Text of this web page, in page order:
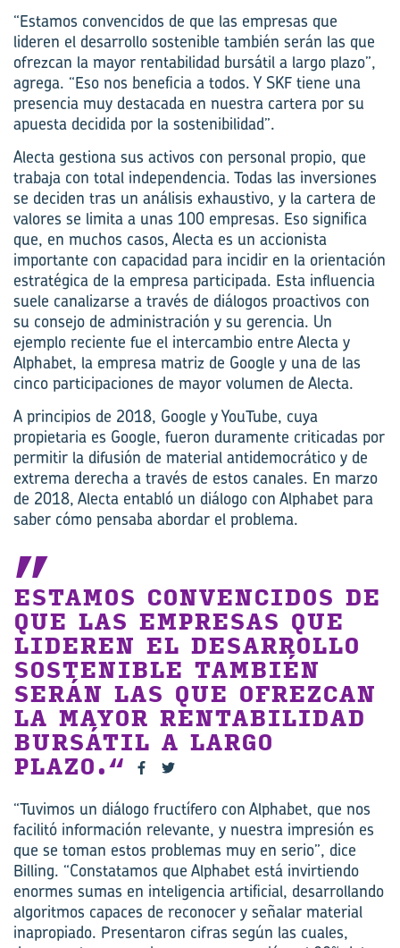
“Estamos convencidos de que las empresas que
lideren el desarrollo sostenible también serán las que
ofrezcan la mayor rentabilidad bursátil a largo plazo”,
agrega. “Eso nos beneficia a todos. Y SKF tiene una
presencia muy destacada en nuestra cartera por su
apuesta decidida por la sostenibilidad”.
Alecta gestiona sus activos con personal propio, que
trabaja con total independencia. Todas las inversiones
se deciden tras un análisis exhaustivo, y la cartera de
valores se limita a unas 100 empresas. Eso significa
que, en muchos casos, Alecta es un accionista
importante con capacidad para incidir en la orientación
estratégica de la empresa participada. Esta influencia
suele canalizarse a través de diálogos proactivos con
su consejo de administración y su gerencia. Un
ejemplo reciente fue el intercambio entre Alecta y
Alphabet, la empresa matriz de Google y una de las
cinco participaciones de mayor volumen de Alecta.
A principios de 2018, Google y YouTube, cuya
propietaria es Google, fueron duramente criticadas por
permitir la difusión de material antidemocrático y de
extrema derecha a través de estos canales. En marzo
de 2018, Alecta entabló un diálogo con Alphabet para
saber cómo pensaba abordar el problema.
ESTAMOS CONVENCIDOS DE
QUE LAS EMPRESAS QUE
LIDEREN EL DESARROLLO
SOSTENIBLE TAMBIÉN
SERÁN LAS QUE OFREZCAN
LA MAYOR RENTABILIDAD
BURSÁTIL A LARGO
PLAZO.
“Tuvimos un diálogo fructífero con Alphabet, que nos
facilitó información relevante, y nuestra impresión es
que se toman estos problemas muy en serio”, dice
Billing. “Constatamos que Alphabet está invirtiendo
enormes sumas en inteligencia artificial, desarrollando
algoritmos capaces de reconocer y señalar material
inapropiado. Presentaron cifras según las cuales,